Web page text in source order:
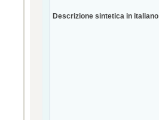
Descrizione sintetica in italiano